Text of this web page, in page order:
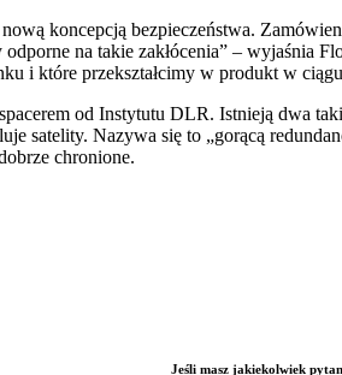
koncepcją bezpieczeństwa.
na takie zakłócenia” – wyjaśnia
i które przekształcimy w produkt w
od Instytutu DLR. Istnieją dwa
satelity. Nazywa się to „gorącą
chronione.
Jeśli masz jakiekolwiek